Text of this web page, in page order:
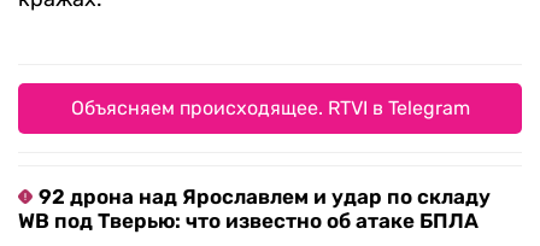
Объясняем происходящее. RTVI в Telegram
92 дрона над Ярославлем и удар по складу
WB под Тверью: что известно об атаке БПЛА